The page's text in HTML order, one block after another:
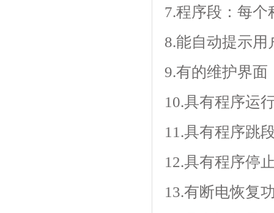
7.程序段：每个
8.能自动提示用户
9.有的维护界面
10.具有程序运行
11.具有程序跳段功
12.具有程序停止功
13.有断电恢复功能